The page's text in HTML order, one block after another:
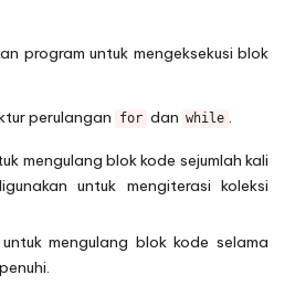
program untuk mengeksekusi blok
perulangan
for dan while .
mengulang blok kode sejumlah kali
untuk mengiterasi koleksi
mengulang blok kode selama